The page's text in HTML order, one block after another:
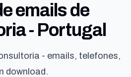
emails de
- Portugal
- emails, telefones,
download.